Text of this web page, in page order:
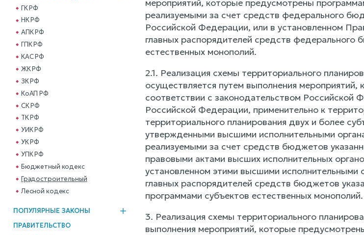
ГК РФ
НК РФ
АПК РФ
ГПК РФ
КАС РФ
ЖК РФ
ЗК РФ
КоАП РФ
СК РФ
ТК РФ
УИК РФ
УК РФ
УПК РФ
Бюджетный кодекс
Градостроительный
Лесной кодекс
ПОПУЛЯРНЫЕ ЗАКОНЫ
ПРАВИТЕЛЬСТВО
мероприятий, которые предусмотрены
реализуемыми за счет средств федерального
Российской Федерации, или в установленном
главных распорядителей средств
естественных монополий.
2.1. Реализация схемы территориального
осуществляется путем выполнения
соответствии с законодательством Российской
Российской Федерации, применительно к
территориального планирования двух и более
утвержденными высшими исполнительными
реализуемыми за счет средств бюджетов
правовыми актами высших исполнительных
установленном этими высшими
главных распорядителей средств бюджетов
программами субъектов естественных монополий.
3. Реализация схемы территориального
выполнения мероприятий, которые